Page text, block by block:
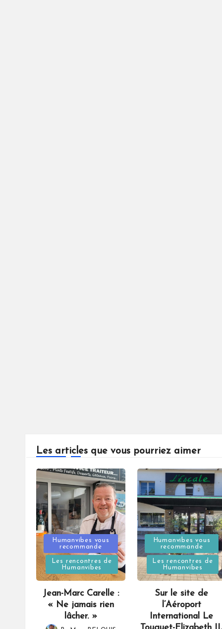
Les articles que vous pourriez aimer
Posted
in
Humanvibes vous
recommande
Les rencontres de
Humanvibes
Jean-Marc Carelle :
« Ne jamais rien
lâcher. »
Posted
in
Humanvibes vous
recommande
Les rencontres de
Humanvibes
Sur le site de
l’Aéroport
International Le